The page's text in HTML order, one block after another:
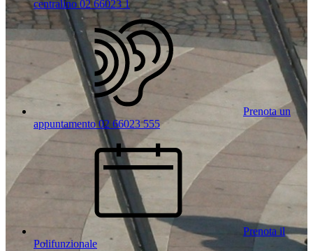
centralino 02 66023 1
Prenota un
appuntamento 02 66023 555
Prenota il
Polifunzionale